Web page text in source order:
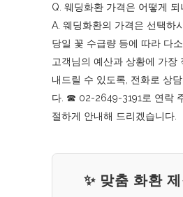
Q. 웨딩화환 가격은 어떻게 되
A. 웨딩화환의 가격은 선택하
당일 꽃 수급량 등에 따라 다
고객님의 예산과 상황에 가장
내드릴 수 있도록, 전화로 상
다. ☎︎ 02-2649-3191로 연락
절하게 안내해 드리겠습니다.
✨ 맞춤 화환